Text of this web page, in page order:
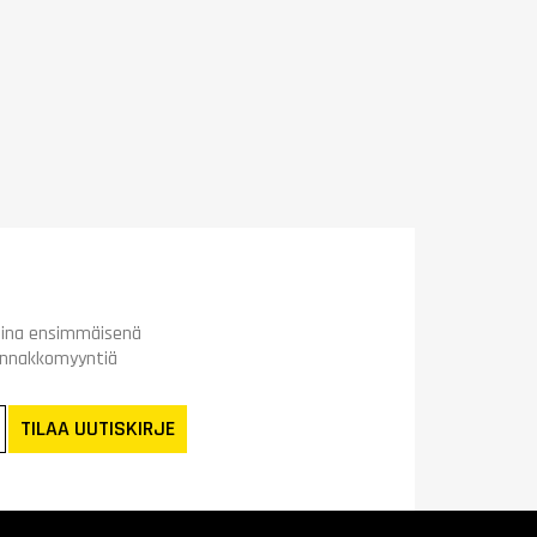
ensimmäisenä
TILAA UUTISKIRJE